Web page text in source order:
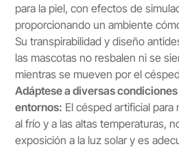
para la piel, con efectos de
proporcionando un ambiente
Su transpirabilidad y diseño
las mascotas no resbalen ni se
mientras se mueven por el
Adáptese a diversas
entornos: El césped artificial
al frío y a las altas temperaturas,
exposición a la luz solar y es